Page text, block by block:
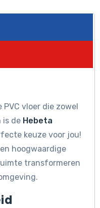
vloer die zowel
is de Hebeta
keuze voor jou!
hoogwaardige
transformeren